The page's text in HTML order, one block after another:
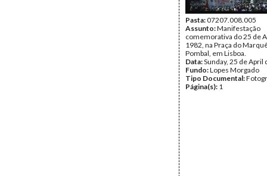
Pasta:07207.008.005
Assunto:Manifestação
comemorativa do 25 de
1982, na Praça do
Pombal, em Lisboa.
Data:Sunday, 25 de April
Fundo:Lopes Morgado
Tipo Documental:
Página(s): 1